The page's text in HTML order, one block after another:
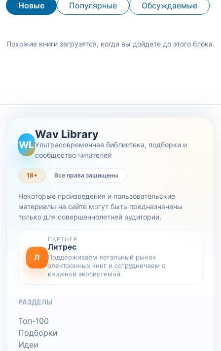
Новые Популярные Обсуждаемые
Похожие книги загрузятся, когда вы дойдете до этого блока.
WL
Wav Library
Ультрасовременная библиотека, подборки и
сообщество читателей
18+ Все права защищены
Некоторые произведения и пользовательские
материалы на сайте могут быть предназначены
только для совершеннолетней аудитории.
Л
ПАРТНЕР
Литрес
Поддерживаем легальный рынок
электронных книг и сотрудничаем с
книжной экосистемой.
РАЗДЕЛЫ
Топ-100
Подборки
Идеи